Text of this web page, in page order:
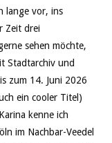
lange vor, ins
Zeit drei
sehen möchte,
Stadtarchiv und
zum 14. Juni 2026
ein cooler Titel)
kenne ich
im Nachbar-Veedel